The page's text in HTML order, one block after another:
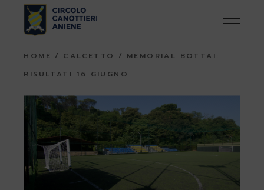
content
HOME CALCETTO
MEMORIAL BOTTAI:
RISULTATI 16 GIUGNO